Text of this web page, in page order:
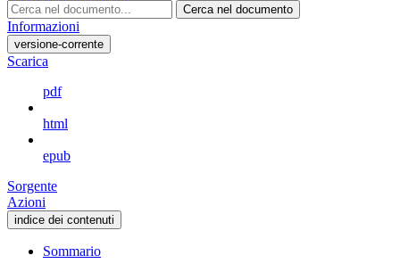
Cerca nel documento
Informazioni
versione-corrente
Scarica
pdf
html
epub
Sorgente
Azioni
indice dei contenuti
Sommario